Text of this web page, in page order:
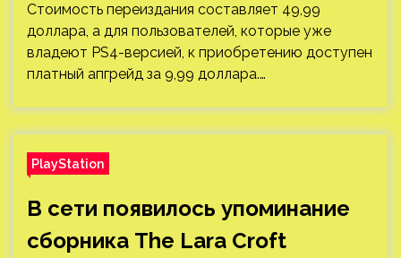
Стоимость переиздания составляет 49,99
доллара, а для пользователей, которые уже
владеют PS4-версией, к приобретению доступен
платный апгрейд за 9,99 доллара.…
PlayStation
В сети появилось упоминание
сборника The Lara Croft